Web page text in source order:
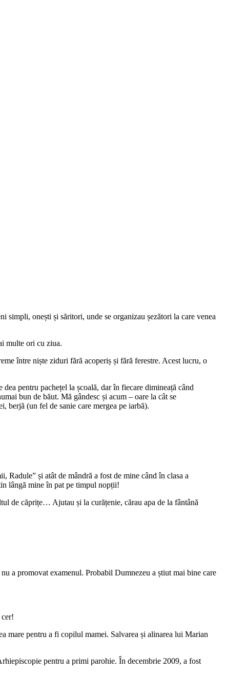
onești și săritori, unde se organizau șezători la care venea
multe ori cu ziua.
între niște ziduri fără acoperiș și fără ferestre. Acest lucru, o
pentru pachețel la școală, dar în fiecare dimineață când
bun de băut. Mă gândesc și acum – oare la cât se
berjă (un fel de sanie care mergea pe iarbă).
Radule” și atât de mândră a fost de mine când în clasa a
lângă mine în pat pe timpul nopții!
de căprițe… Ajutau și la curățenie, cărau apa de la fântână
a promovat examenul. Probabil Dumnezeu a știut mai bine care
mare pentru a fi copilul mamei. Salvarea și alinarea lui Marian
pentru a primi parohie. În decembrie 2009, a fost